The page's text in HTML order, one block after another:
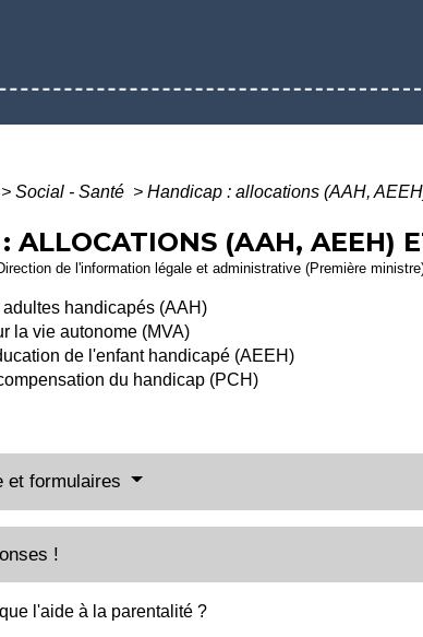
> Social - Santé > Handicap : allocations (AAH,
ALLOCATIONS (AAH, AEEH)
de l'information légale et administrative (Première
handicapés (AAH)
la vie autonome (MVA)
de l'enfant handicapé (AEEH)
du handicap (PCH)
et formulaires
!
l'aide à la parentalité ?